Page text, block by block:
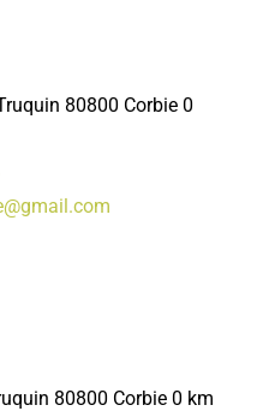
80800 Corbie 0
80800 Corbie 0 km